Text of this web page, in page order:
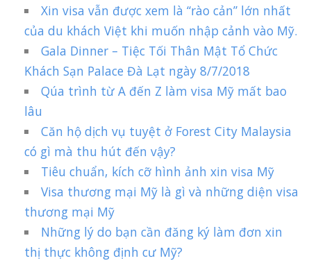
Xin visa vẫn được xem là “rào cản” lớn nhất
của du khách Việt khi muốn nhập cảnh vào Mỹ.
Gala Dinner – Tiệc Tối Thân Mật Tổ Chức
Khách Sạn Palace Đà Lạt ngày 8/7/2018
Qúa trình từ A đến Z làm visa Mỹ mất bao
lâu
Căn hộ dịch vụ tuyệt ở Forest City Malaysia
có gì mà thu hút đến vậy?
Tiêu chuẩn, kích cỡ hình ảnh xin visa Mỹ
Visa thương mại Mỹ là gì và những diện visa
thương mại Mỹ
Những lý do bạn cần đăng ký làm đơn xin
thị thực không định cư Mỹ?